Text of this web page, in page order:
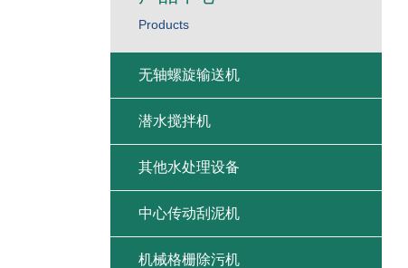
Products
无轴螺旋输送机
潜水搅拌机
其他水处理设备
中心传动刮泥机
机械格栅除污机